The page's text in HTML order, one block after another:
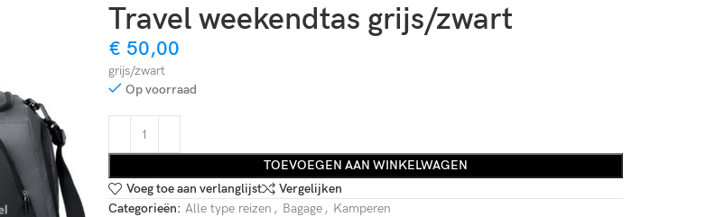
Travel weekendtas grijs/zwart
€ 50,00
grijs/zwart
Op voorraad
TOEVOEGEN AAN WINKELWAGEN
Voeg toe aan verlanglijst
Vergelijken
Categorieën: Alle type reizen , Bagage , Kamperen